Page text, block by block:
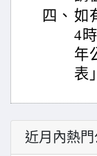
四、 如
4
年
表
近月內熱門